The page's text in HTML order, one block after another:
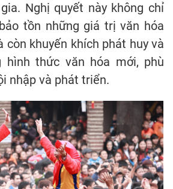
Nghị quyết này không chỉ
tồn những giá trị văn hóa
còn khuyến khích phát huy và
hình thức văn hóa mới, phù
nhập và phát triển.